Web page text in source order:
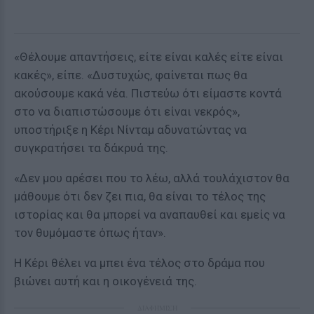
«Θέλουμε απαντήσεις, είτε είναι καλές είτε είναι
κακές», είπε. «Δυστυχώς, φαίνεται πως θα
ακούσουμε κακά νέα. Πιστεύω ότι είμαστε κοντά
στο να διαπιστώσουμε ότι είναι νεκρός»,
υποστήριξε η Κέρι Νίνταμ αδυνατώντας να
συγκρατήσει τα δάκρυά της.
«Δεν μου αρέσει που το λέω, αλλά τουλάχιστον θα
μάθουμε ότι δεν ζει πια, θα είναι το τέλος της
ιστορίας και θα μπορεί να αναπαυθεί και εμείς να
τον θυμόμαστε όπως ήταν».
Η Κέρι θέλει να μπει ένα τέλος στο δράμα που
βιώνει αυτή και η οικογένειά της.